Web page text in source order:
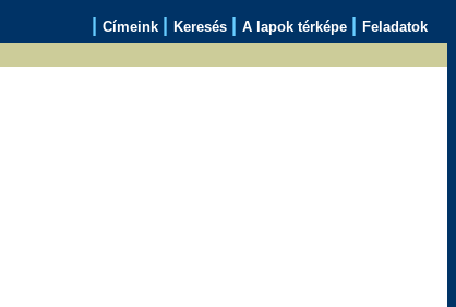
Címeink Keresés A lapok térképe
Feladatok